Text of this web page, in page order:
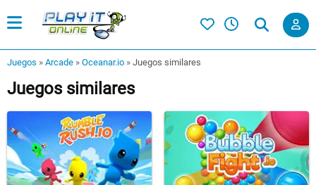
Juegos » Arcade » Oceanar.io » Juegos similares
Juegos similares